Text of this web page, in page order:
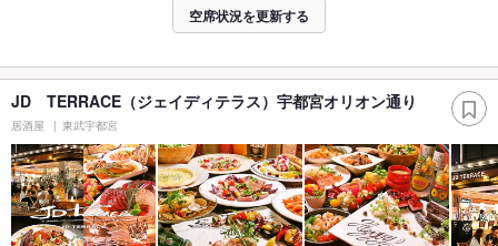
空席状況を更新する
JD TERRACE（ジェイディテラス）宇都宮オリオン通り
居酒屋 東武宇都宮